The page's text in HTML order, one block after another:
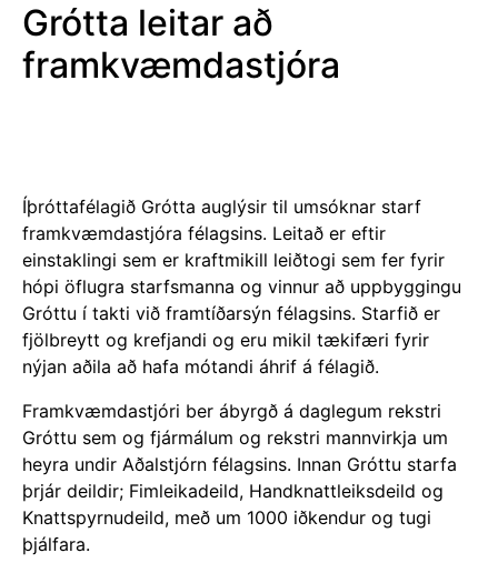
Grótta leitar að
framkvæmdastjóra
Íþróttafélagið Grótta auglýsir til umsóknar starf
framkvæmdastjóra félagsins. Leitað er eftir
einstaklingi sem er kraftmikill leiðtogi sem fer fyrir
hópi öflugra starfsmanna og vinnur að uppbyggingu
Gróttu í takti við framtíðarsýn félagsins. Starfið er
fjölbreytt og krefjandi og eru mikil tækifæri fyrir
nýjan aðila að hafa mótandi áhrif á félagið.
Framkvæmdastjóri ber ábyrgð á daglegum rekstri
Gróttu sem og fjármálum og rekstri mannvirkja um
heyra undir Aðalstjórn félagsins. Innan Gróttu starfa
þrjár deildir; Fimleikadeild, Handknattleiksdeild og
Knattspyrnudeild, með um 1000 iðkendur og tugi
þjálfara.